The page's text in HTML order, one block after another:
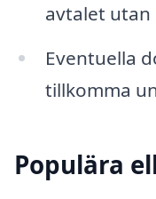
avtalet utan
Eventuella
tillkomma
Populära